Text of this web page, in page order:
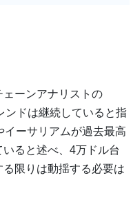
ーンアナリストの
ンドは継続していると指
ーサリアムが過去最高
ると述べ、4万ドル台
限りは動揺する必要は